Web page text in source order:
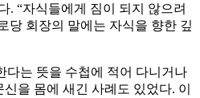
. “자식들에게 짐이 되지 않으려
당 회장의 말에는 자식을 향한 깊
다는 뜻을 수첩에 적어 다니거나
신을 몸에 새긴 사례도 있었다. 이